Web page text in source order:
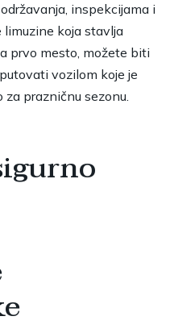
inspekcijama i
limuzine koja stavlja
prvo mesto, možete biti
vozilom koje je
za prazničnu sezonu.